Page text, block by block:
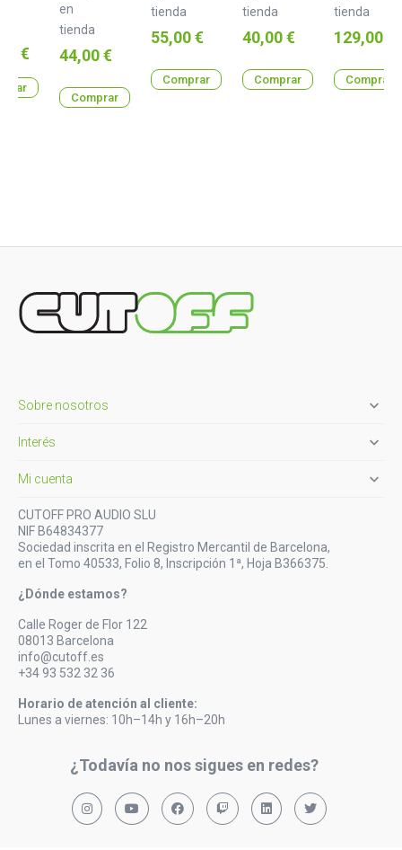
€
en
tienda
Precio
44,00 €
Comprar
tienda
Precio
55,00 €
Comprar
tienda
Precio
40,00 €
Comprar
tienda
Precio
129,00 €
Comprar
Sobre nosotros 
Interés 
Mi cuenta 
CUTOFF PRO AUDIO SLU
NIF B64834377
Sociedad inscrita en el Registro Mercantil de Barcelona,
en el Tomo 40533, Folio 8, Inscripción 1ª, Hoja B366375.
¿Dónde estamos?
Calle Roger de Flor 122
08013 Barcelona
info@cutoff.es
+34 93 532 32 36
Horario de atención al cliente:
Lunes a viernes: 10h–14h y 16h–20h
¿Todavía no nos sigues en redes?